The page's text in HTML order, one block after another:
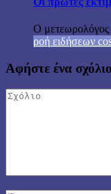
Ο μετεωρολόγος
ροή ειδήσεων
Αφήστε ένα σχόλιο